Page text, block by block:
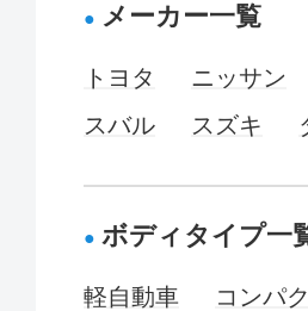
メーカー一覧
トヨタ ニッサン
スバル
スズキ
ボディタイプ一
軽自動車
コンパ